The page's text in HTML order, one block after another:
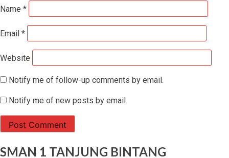
Name *
Email *
Website
Notify me of follow-up comments by email.
Notify me of new posts by email.
SMAN 1 TANJUNG BINTANG